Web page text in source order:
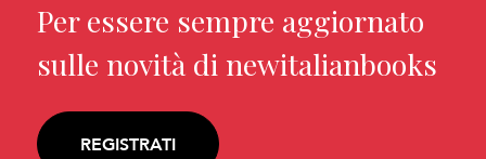
Per essere sempre aggiornato
sulle novità di newitalianbooks
REGISTRATI